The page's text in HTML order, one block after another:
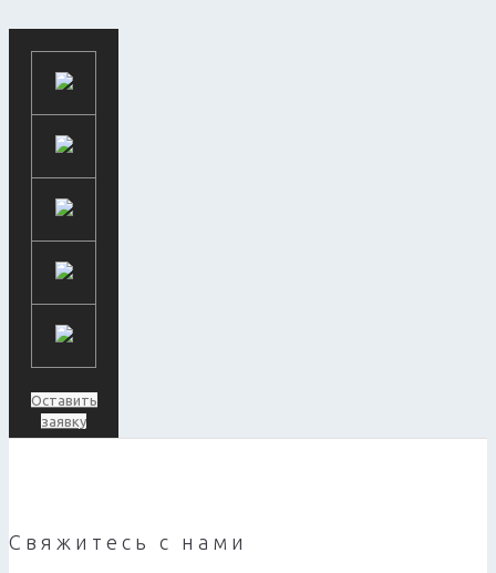
Оставить
заявку
Свяжитесь с нами